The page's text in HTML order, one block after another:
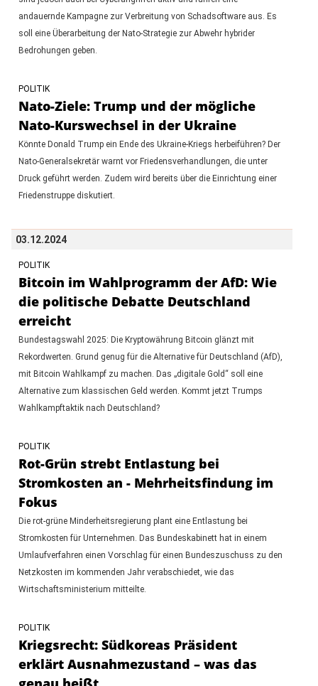
andauernde Kampagne zur Verbreitung von Schadsoftware aus. Es
soll eine Überarbeitung der Nato-Strategie zur Abwehr hybrider
Bedrohungen geben.
POLITIK
Nato-Ziele: Trump und der mögliche
Nato-Kurswechsel in der Ukraine
Könnte Donald Trump ein Ende des Ukraine-Kriegs herbeiführen? Der
Nato-Generalsekretär warnt vor Friedensverhandlungen, die unter
Druck geführt werden. Zudem wird bereits über die Einrichtung einer
Friedenstruppe diskutiert.
03.12.2024
POLITIK
Bitcoin im Wahlprogramm der AfD: Wie
die politische Debatte Deutschland
erreicht
Bundestagswahl 2025: Die Kryptowährung Bitcoin glänzt mit
Rekordwerten. Grund genug für die Alternative für Deutschland (AfD),
mit Bitcoin Wahlkampf zu machen. Das „digitale Gold“ soll eine
Alternative zum klassischen Geld werden. Kommt jetzt Trumps
Wahlkampftaktik nach Deutschland?
POLITIK
Rot-Grün strebt Entlastung bei
Stromkosten an - Mehrheitsfindung im
Fokus
Die rot-grüne Minderheitsregierung plant eine Entlastung bei
Stromkosten für Unternehmen. Das Bundeskabinett hat in einem
Umlaufverfahren einen Vorschlag für einen Bundeszuschuss zu den
Netzkosten im kommenden Jahr verabschiedet, wie das
Wirtschaftsministerium mitteilte.
POLITIK
Kriegsrecht: Südkoreas Präsident
erklärt Ausnahmezustand – was das